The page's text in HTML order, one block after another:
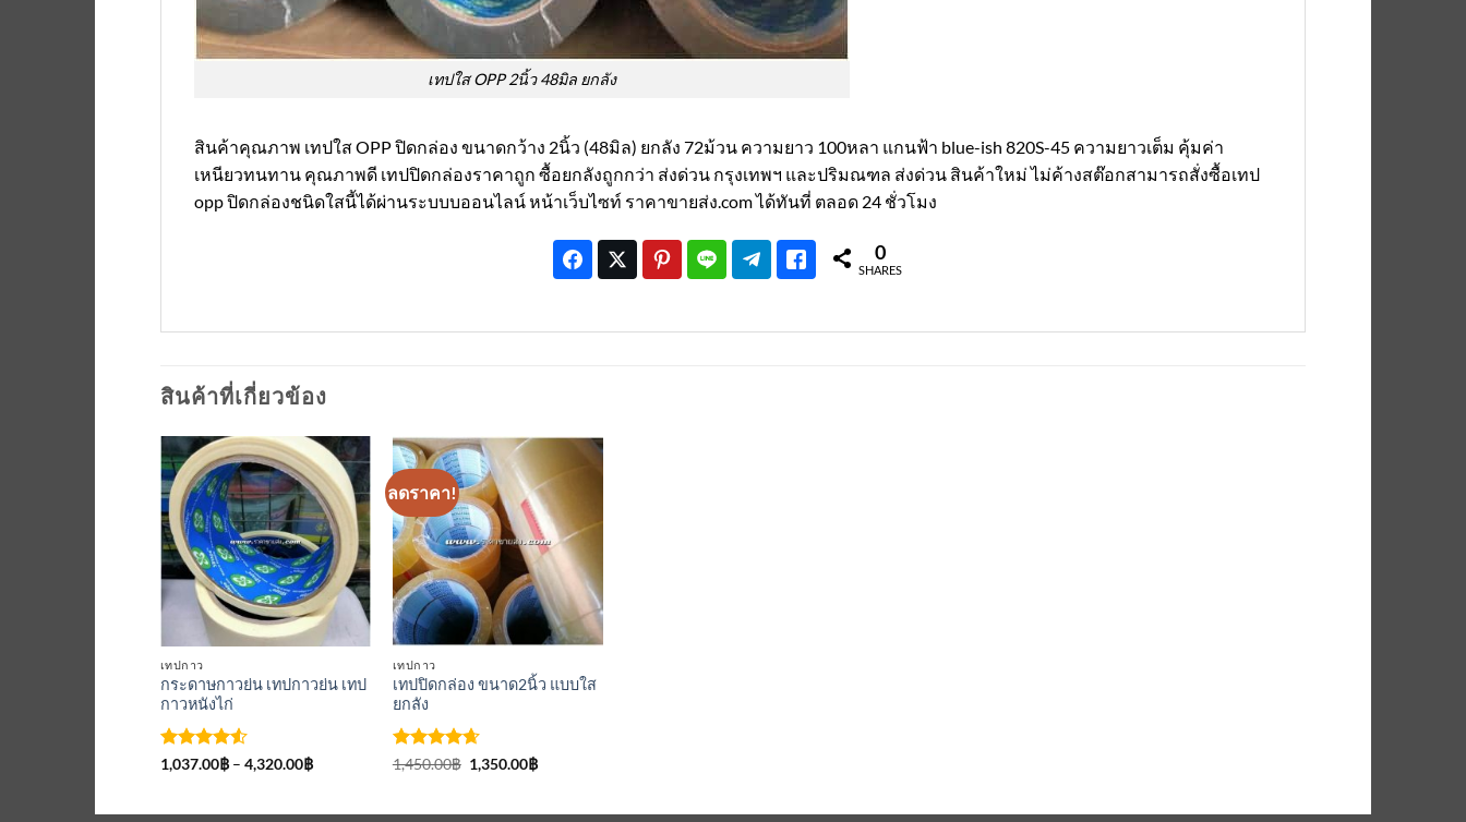
เทปใส OPP 2นิ้ว 48มิล ยกลัง
สินค้าคุณภาพ เทปใส OPP ปิดกล่อง ขนาดกว้าง 2นิ้ว (48มิล) ยกลัง 72ม้วน ความยาว 100หลา แกนฟ้า blue-ish 820S-45 ความยาวเต็ม คุ้มค่า
เหนียวทนทาน คุณภาพดี เทปปิดกล่องราคาถูก ซื้อยกลังถูกกว่า ส่งด่วน กรุงเทพฯ และปริมณฑล ส่งด่วน สินค้าใหม่ ไม่ค้างสต๊อกสามารถสั่งซื้อเทป
opp ปิดกล่องชนิดใสนี้ได้ผ่านระบบบออนไลน์ หน้าเว็บไซท์ ราคาขายส่ง.com ได้ทันที่ ตลอด 24 ชั่วโมง
0
SHARES
สินค้าที่เกี่ยวข้อง
เพิ่มเข้า
ใน
รายการ
ที่
ติดตาม
เทปกาว
กระดาษกาวย่น เทปกาวย่น เทป
กาวหนังไก่
ให้คะแนน
คะแนน
1,037.00฿ – 4,320.00฿Price
ลดราคา!
เพิ่มเข้า
ใน
รายการ
ที่
ติดตาม
เทปกาว
เทปปิดกล่อง ขนาด2นิ้ว แบบใส
ยกลัง
ให้คะแนน
คะแนน
1,450.00฿ Original
price
1,350.00฿Current